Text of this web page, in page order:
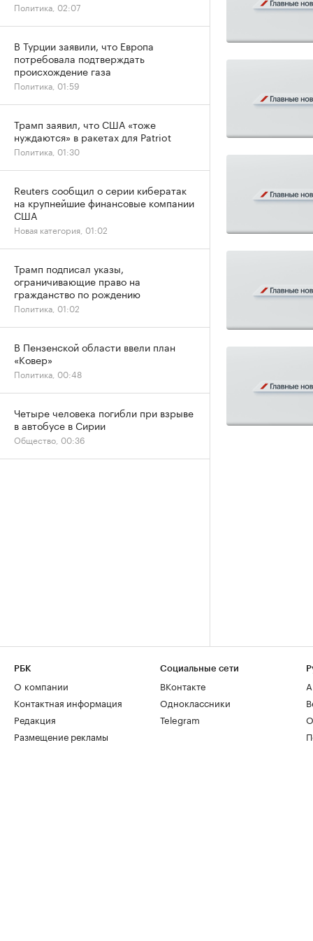
Политика, 02:07
В Турции заявили, что Европа
потребовала подтверждать
происхождение газа
Политика, 01:59
Трамп заявил, что США «тоже
нуждаются» в ракетах для Patriot
Политика, 01:30
Reuters сообщил о серии кибератак
на крупнейшие финансовые компании
США
Новая категория, 01:02
Трамп подписал указы,
ограничивающие право на
гражданство по рождению
Политика, 01:02
В Пензенской области ввели план
«Ковер»
Политика, 00:48
Четыре человека погибли при взрыве
в автобусе в Сирии
Общество, 00:36
РБК
О компании
Контактная информация
Редакция
Размещение рекламы
Социальные сети
ВКонтакте
Одноклассники
Telegram